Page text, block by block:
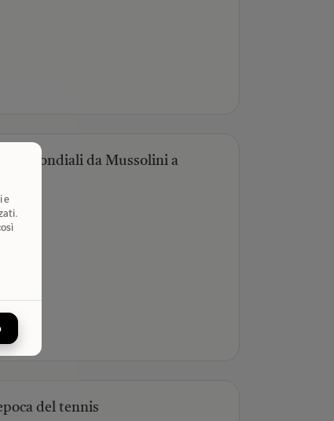
mondiali da Mussolini a
del tennis
e